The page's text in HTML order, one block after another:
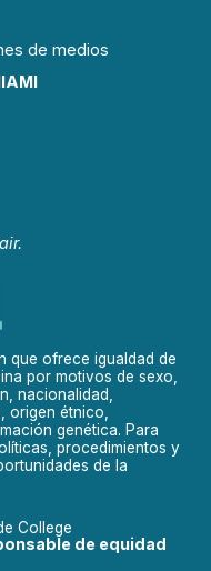
de medios
que ofrece igualdad de
por motivos de sexo,
nacionalidad,
origen étnico,
genética. Para
procedimientos y
de la
College
de equidad